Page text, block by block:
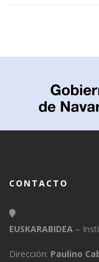
CONTACTO
EUSKARABIDEA –
Dirección: Paulino